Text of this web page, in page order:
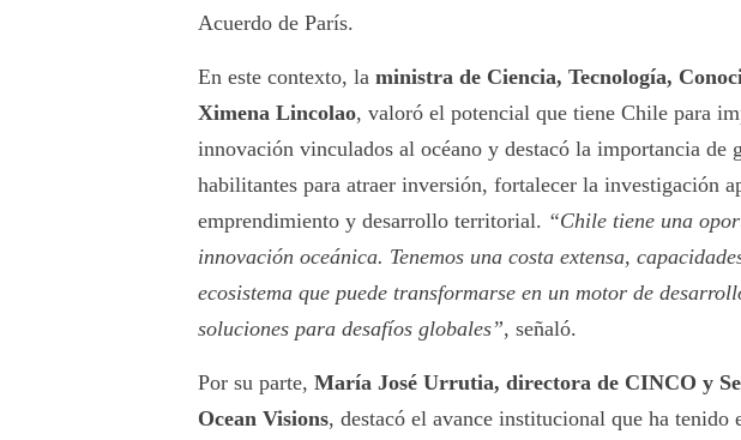
Acuerdo de París.
En este contexto, la ministra de Ciencia, Tecnología,
Ximena Lincolao, valoró el potencial que tiene Chile para
innovación vinculados al océano y destacó la importancia de
habilitantes para atraer inversión, fortalecer la investigación
emprendimiento y desarrollo territorial. “Chile tiene una
innovación oceánica. Tenemos una costa extensa,
ecosistema que puede transformarse en un motor de
soluciones para desafíos globales”, señaló.
Por su parte,María José Urrutia, directora de CINCO y
Ocean Visions, destacó el avance institucional que ha tenido